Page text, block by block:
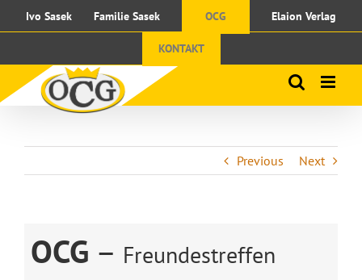
to
Ivo Sasek Familie Sasek OCG Elaion Verlag
KONTAKT
Previous Next
OCG – Freundestreffen